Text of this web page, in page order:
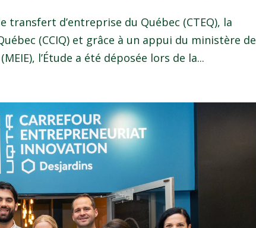
transfert d’entreprise du Québec (CTEQ), la
(CCIQ) et grâce à un appui du ministère de
l’Étude a été déposée lors de la...